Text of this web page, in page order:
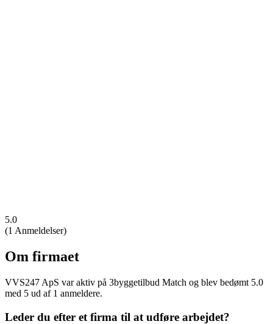
5.0
(1 Anmeldelser)
Om firmaet
VVS247 ApS var aktiv på 3byggetilbud Match og blev bedømt 5.0
med 5 ud af 1 anmeldere.
Leder du efter et firma til at udføre arbejdet?